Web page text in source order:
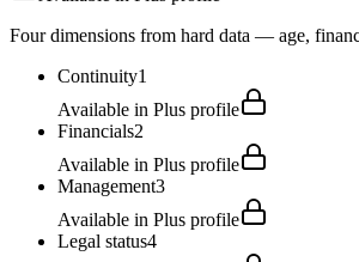
Four dimensions from hard data — age,
Continuity1
Available in Plus profile
Financials2
Available in Plus profile
Management3
Available in Plus profile
Legal status4